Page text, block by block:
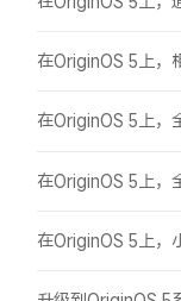
在OriginOS 5上，
在OriginOS 5上，
在OriginOS 5上，